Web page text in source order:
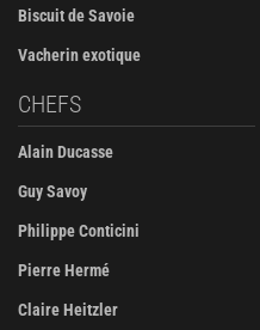
Biscuit de Savoie
Vacherin exotique
CHEFS
Alain Ducasse
Guy Savoy
Philippe Conticini
Pierre Hermé
Claire Heitzler